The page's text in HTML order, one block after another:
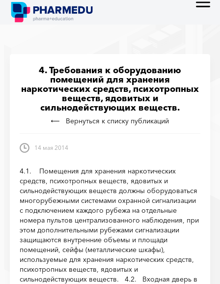
4. Требования к оборудованию
помещений для хранения
наркотических средств, психотропных
веществ, ядовитых и
сильнодействующих веществ.
Вернуться к списку публикаций
14 мая 2014
4.1. Помещения для хранения наркотических
средств, психотропных веществ, ядови­тых и
сильнодействующих веществ должны оборудоваться
многорубежными системами ох­ранной сигнализации
с подключением каждого рубежа на отдельные
номера пультов центра­лизованного наблюдения, при
этом дополнительными рубежами сигнализации
защищаются внутренние объемы и площади
помещений, сейфы (металлические шкафы),
используемые для хранения наркотических средств,
психотропных веществ, ядовитых и
сильнодействующих веществ. 4.2. Входная дверь в